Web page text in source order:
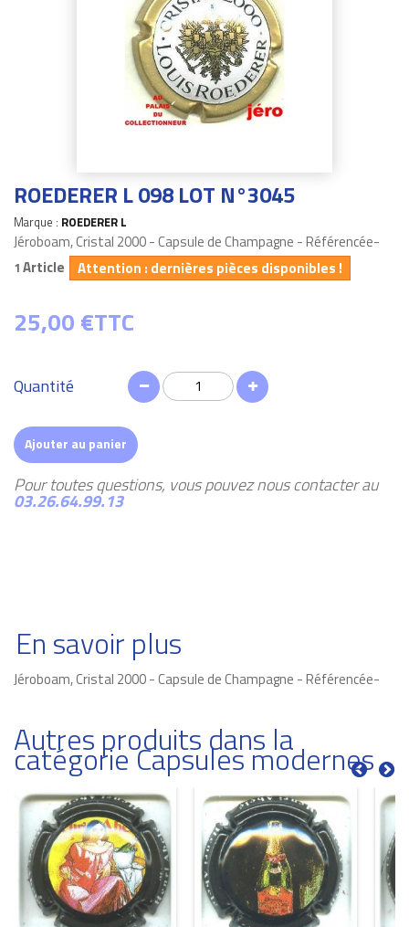
ROEDERER L 098 LOT N°3045
Marque : ROEDERER L
Jéroboam, Cristal 2000 - Capsule de Champagne - Référencée-
1 Article Attention : dernières pièces disponibles !
25,00 €TTC
Quantité
Ajouter au panier
Pour toutes questions, vous pouvez nous contacter au
03.26.64.99.13
En savoir plus
Jéroboam, Cristal 2000 - Capsule de Champagne - Référencée-
Autres produits dans la
catégorie Capsules modernes